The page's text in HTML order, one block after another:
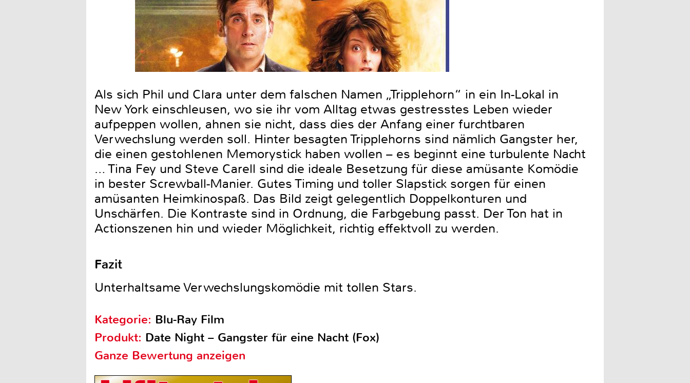
Als sich Phil und Clara unter dem falschen Namen „Tripplehorn“ in ein In-Lokal in
New York einschleusen, wo sie ihr vom Alltag etwas gestresstes Leben wieder
aufpeppen wollen, ahnen sie nicht, dass dies der Anfang einer furchtbaren
Verwechslung werden soll. Hinter besagten Tripplehorns sind nämlich Gangster her,
die einen gestohlenen Memorystick haben wollen – es beginnt eine turbulente Nacht
… Tina Fey und Steve Carell sind die ideale Besetzung für diese amüsante Komödie
in bester Screwball-Manier. Gutes Timing und toller Slapstick sorgen für einen
amüsanten Heimkinospaß. Das Bild zeigt gelegentlich Doppelkonturen und
Unschärfen. Die Kontraste sind in Ordnung, die Farbgebung passt. Der Ton hat in
Actionszenen hin und wieder Möglichkeit, richtig effektvoll zu werden.
Fazit
Unterhaltsame Verwechslungskomödie mit tollen Stars.
Kategorie: Blu-Ray Film
Produkt: Date Night – Gangster für eine Nacht (Fox)
Ganze Bewertung anzeigen